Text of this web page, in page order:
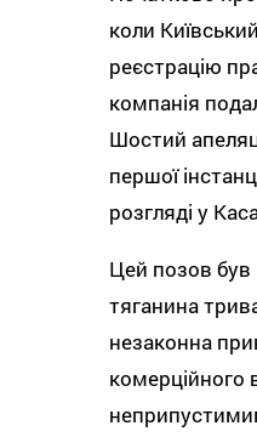
коли
реєстрацію
компанія
Шостий
першої
розгляді у
Цей позов був
тяганина
незаконна
комерційного